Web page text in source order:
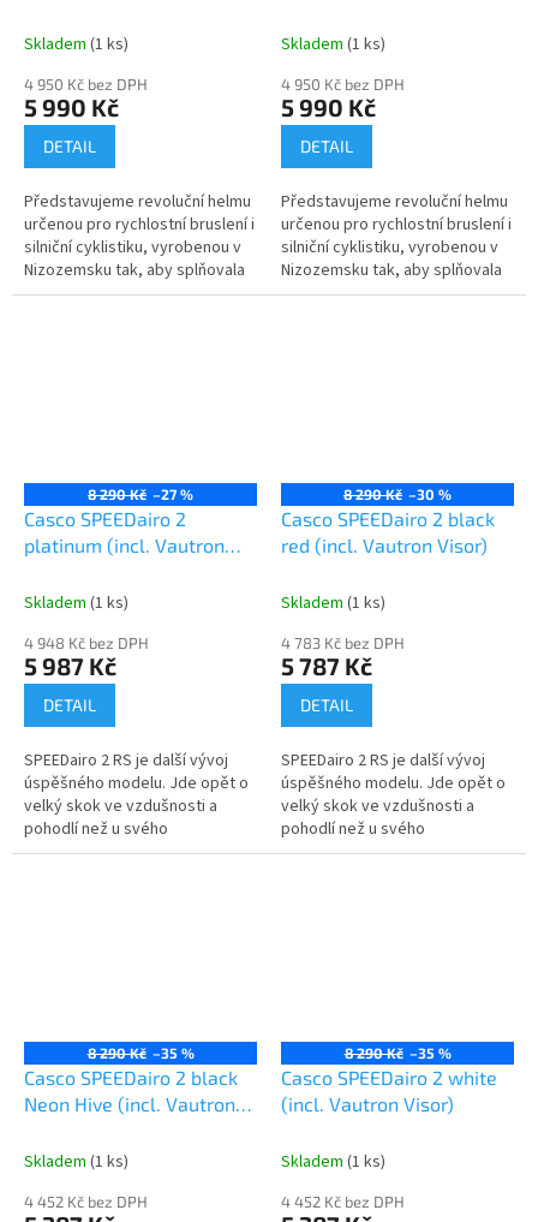
Skladem (1 ks)
4 950 Kč bez DPH
5 990 Kč
DETAIL
Představujeme revoluční helmu
určenou pro rychlostní bruslení i
silniční cyklistiku, vyrobenou v
Nizozemsku tak, aby splňovala
všechny bezpečnostní normy
Skladem (1 ks)
4 950 Kč bez DPH
5 990 Kč
DETAIL
Představujeme revoluční helmu
určenou pro rychlostní bruslení i
silniční cyklistiku, vyrobenou v
Nizozemsku tak, aby splňovala
všechny bezpečnostní normy
8 290 Kč –27 %
Casco SPEEDairo 2
platinum (incl. Vautron
Skladem (1 ks)
4 948 Kč bez DPH
5 987 Kč
DETAIL
SPEEDairo 2 RS je další vývoj
úspěšného modelu. Jde opět o
velký skok ve vzdušnosti a
pohodlí než u svého
předchůdce. Helma nabízí
8 290 Kč –30 %
Casco SPEEDairo 2 black
red (incl. Vautron Visor)
Skladem (1 ks)
4 783 Kč bez DPH
5 787 Kč
DETAIL
SPEEDairo 2 RS je další vývoj
úspěšného modelu. Jde opět o
velký skok ve vzdušnosti a
pohodlí než u svého
předchůdce. Helma nabízí
8 290 Kč –35 %
Casco SPEEDairo 2 black
Neon Hive (incl. Vautron
Skladem (1 ks)
4 452 Kč bez DPH
8 290 Kč –35 %
Casco SPEEDairo 2 white
(incl. Vautron Visor)
Skladem (1 ks)
4 452 Kč bez DPH